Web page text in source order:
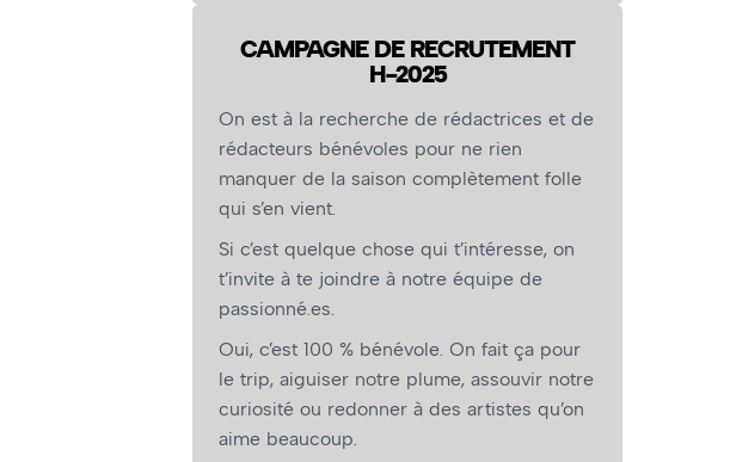
CAMPAGNE DE RECRUTEMENT
H-2025
On est à la recherche de rédactrices et de
rédacteurs bénévoles pour ne rien
manquer de la saison complètement folle
qui s’en vient.
Si c’est quelque chose qui t’intéresse, on
t’invite à te joindre à notre équipe de
passionné.es.
Oui, c’est 100 % bénévole. On fait ça pour
le trip, aiguiser notre plume, assouvir notre
curiosité ou redonner à des artistes qu’on
aime beaucoup.